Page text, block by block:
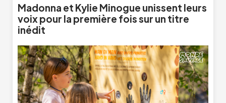
Madonna et Kylie Minogue unissent leurs
voix pour la première fois sur un titre
inédit